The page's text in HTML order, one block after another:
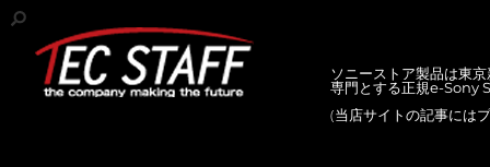
ソニーストア製品は東
専門とする正規e-Sony
(当店サイトの記事には